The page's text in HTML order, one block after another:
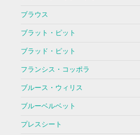
ブラウス
ブラット・ピット
ブラッド・ピット
フランシス・コッポラ
ブルース・ウィリス
ブルーベルベット
プレスシート